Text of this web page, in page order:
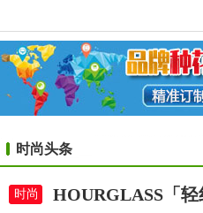
时尚头条
时尚 HOURGLASS「